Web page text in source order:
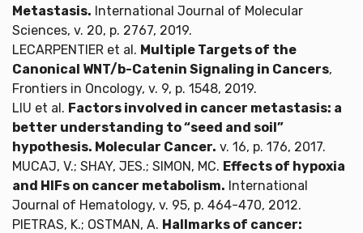
Metastasis. International Journal of Molecular
Sciences, v. 20, p. 2767, 2019.
LECARPENTIER et al. Multiple Targets of the
Canonical WNT/b-Catenin Signaling in Cancers,
Frontiers in Oncology, v. 9, p. 1548, 2019.
LIU et al. Factors involved in cancer metastasis: a
better understanding to “seed and soil”
hypothesis. Molecular Cancer. v. 16, p. 176, 2017.
MUCAJ, V.; SHAY, JES.; SIMON, MC. Effects of hypoxia
and HIFs on cancer metabolism. International
Journal of Hematology, v. 95, p. 464-470, 2012.
PIETRAS, K.; OSTMAN, A. Hallmarks of cancer: